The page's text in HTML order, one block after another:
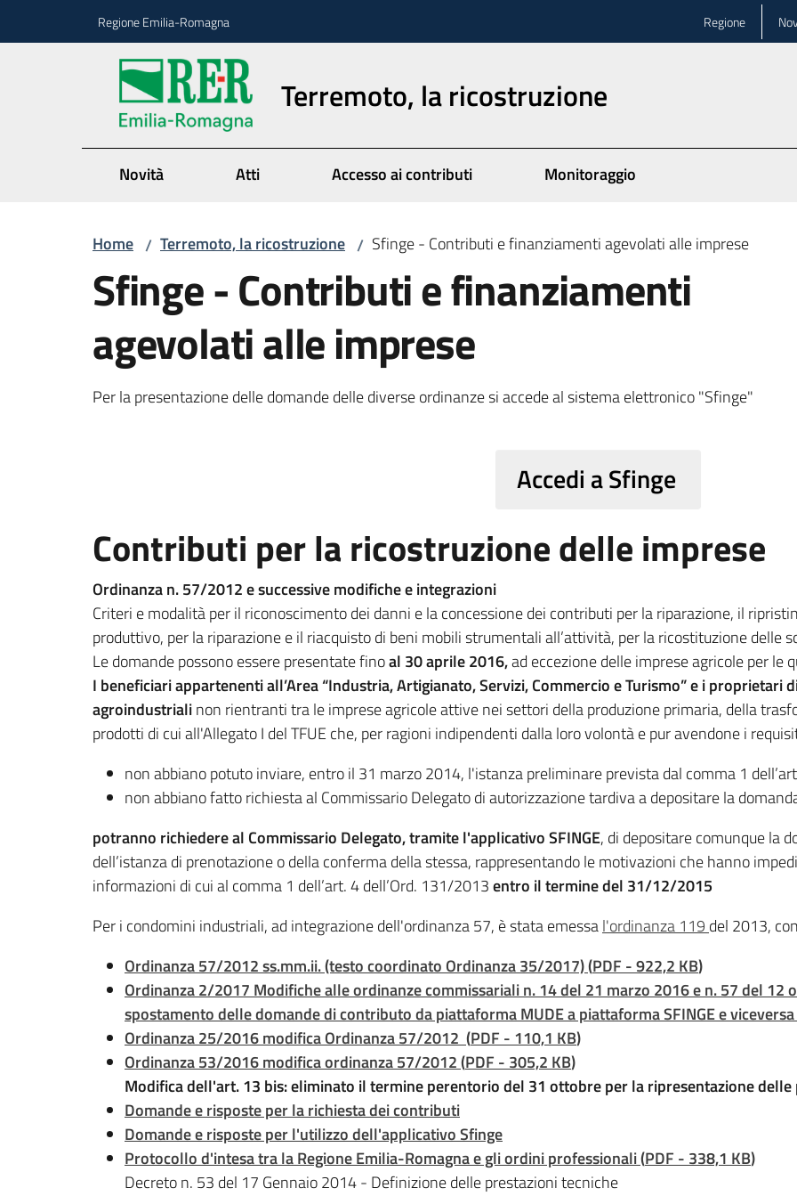
Regione Emilia-Romagna Regione
Terremoto, la ricostruzione
Novità Atti Accesso ai contributi Monitoraggio
Home / Terremoto, la ricostruzione / Sfinge - Contributi e finanziamenti agevolati alle imprese
Sfinge - Contributi e finanziamenti
agevolati alle imprese
Per la presentazione delle domande delle diverse ordinanze si accede al sistema elettronico "Sfinge"
Accedi a Sfinge
Contributi per la ricostruzione delle imprese
Ordinanza n. 57/2012 e successive modifiche e integrazioni
Criteri e modalità per il riconoscimento dei danni e la concessione dei contributi per la riparazione, il
produttivo, per la riparazione e il riacquisto di beni mobili strumentali all’attività, per la ricostituzione delle
Le domande possono essere presentate finoal 30 aprile 2016,ad eccezione delle imprese agricole per
I beneficiari appartenenti all’Area “Industria, Artigianato, Servizi, Commercio e Turismo” e i proprietari
agroindustrialinon rientranti tra le imprese agricole attive nei settori della produzione primaria, della
prodotti di cui all'Allegato I del TFUE che, per ragioni indipendenti dalla loro volontà e pur avendone i
non abbiano potuto inviare, entro il 31 marzo 2014, l'istanza preliminare prevista dal comma 1
non abbiano fatto richiesta al Commissario Delegato di autorizzazione tardiva a depositare la
potranno richiedere al Commissario Delegato, tramite l'applicativo SFINGE, di depositare comunque la
dell’istanza di prenotazione o della conferma della stessa, rappresentando le motivazioni che hanno
informazioni di cui al comma 1 dell’art. 4 dell’Ord. 131/2013entro il termine del 31/12/2015
Per i condomini industriali, ad integrazione dell'ordinanza 57, è stata emessal'ordinanza 119 del 2013,
Ordinanza 57/2012 ss.mm.ii. (testo coordinato Ordinanza 35/2017)(PDF -922,2 KB)
Ordinanza 2/2017 Modifiche alle ordinanze commissariali n. 14 del 21 marzo 2016 e n. 57 del 12
spostamento delle domande di contributo da piattaforma MUDE a piattaforma SFINGE e viceversa
Ordinanza 25/2016 modifica Ordinanza 57/2012 (PDF - 110,1 KB)
Ordinanza 53/2016 modifica ordinanza 57/2012(PDF - 305,2 KB)
Modifica dell'art. 13 bis: eliminato il termine perentorio del 31 ottobre per la ripresentazione
Domande e risposte per la richiesta dei contributi
Domande e risposte per l'utilizzo dell'applicativo Sfinge
Protocollo d'intesa tra la Regione Emilia-Romagna e gli ordini professionali(PDF - 338,1 KB)
Decreto n. 53 del 17 Gennaio 2014 - Definizione delle prestazioni tecniche